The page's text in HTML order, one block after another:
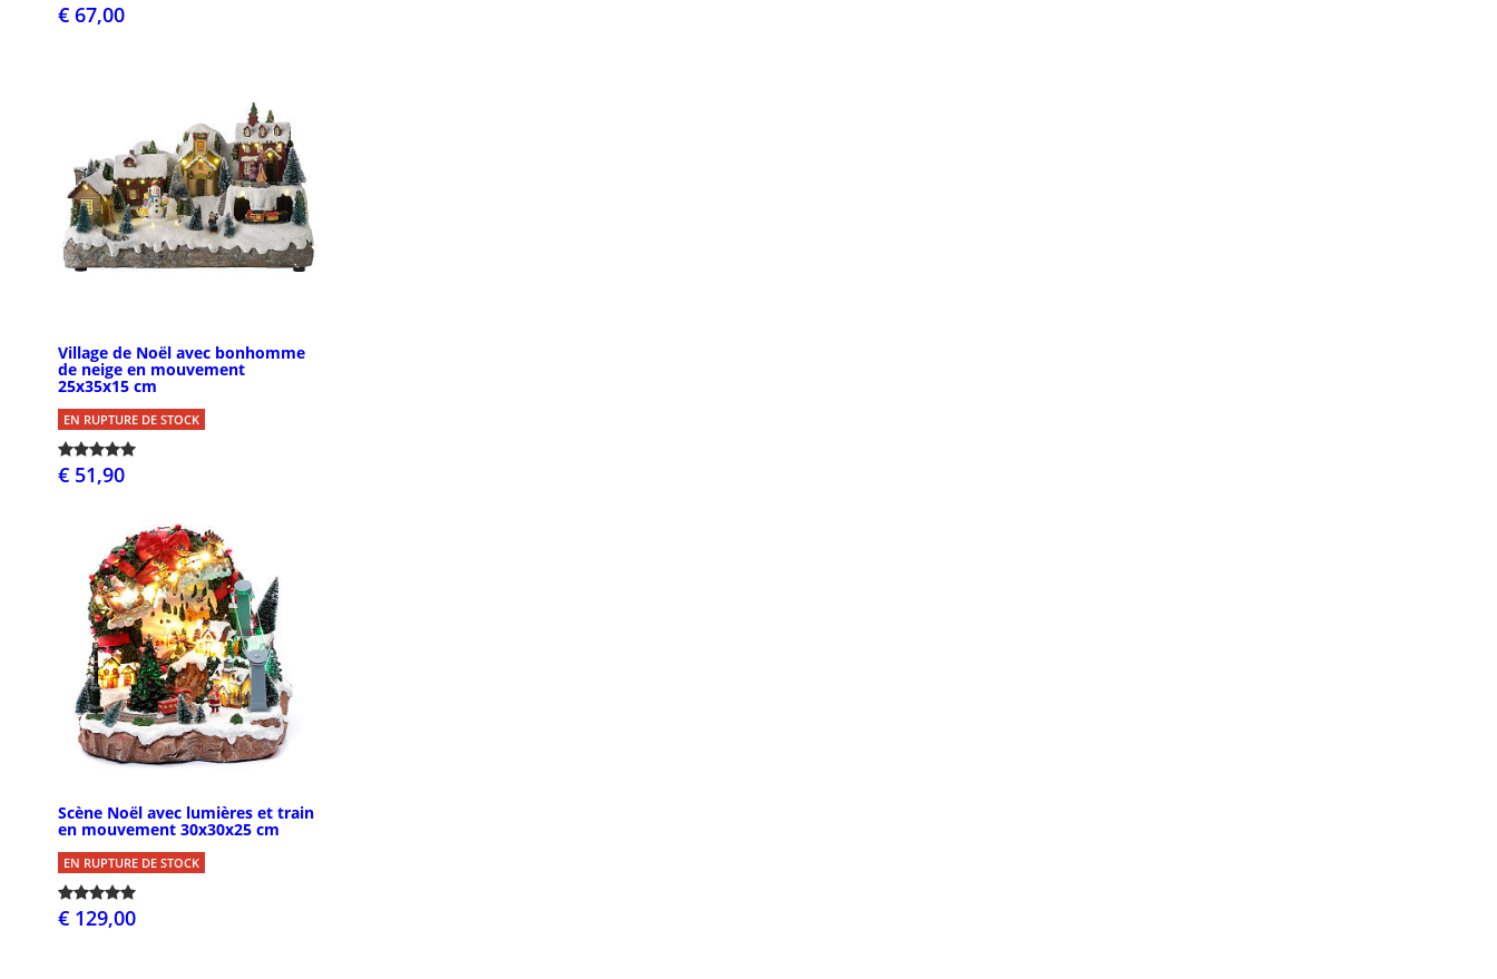
€ 67,00
Village de Noël avec bonhomme
de neige en mouvement
25x35x15 cm
EN RUPTURE DE STOCK
€ 51,90
Scène Noël avec lumières et train
en mouvement 30x30x25 cm
EN RUPTURE DE STOCK
€ 129,00